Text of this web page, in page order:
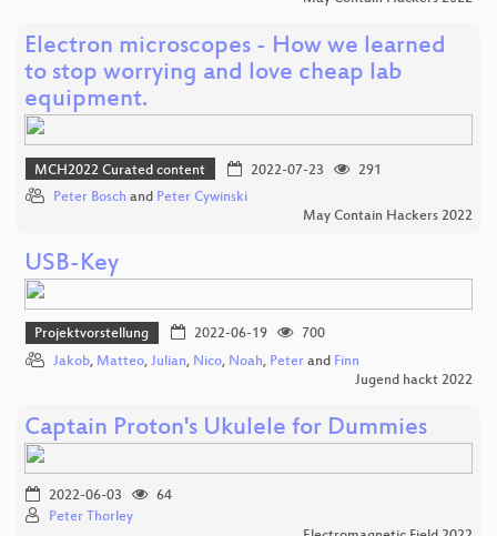
Electron microscopes - How we learned
to stop worrying and love cheap lab
equipment.
MCH2022 Curated content 2022-07-23
291
Peter Bosch and Peter Cywinski
May Contain Hackers 2022
USB-Key
Projektvorstellung 2022-06-19
700
Jakob, Matteo, Julian, Nico, Noah, Peter and Finn
Jugend hackt 2022
Captain Proton's Ukulele for Dummies
2022-06-03
64
Peter Thorley